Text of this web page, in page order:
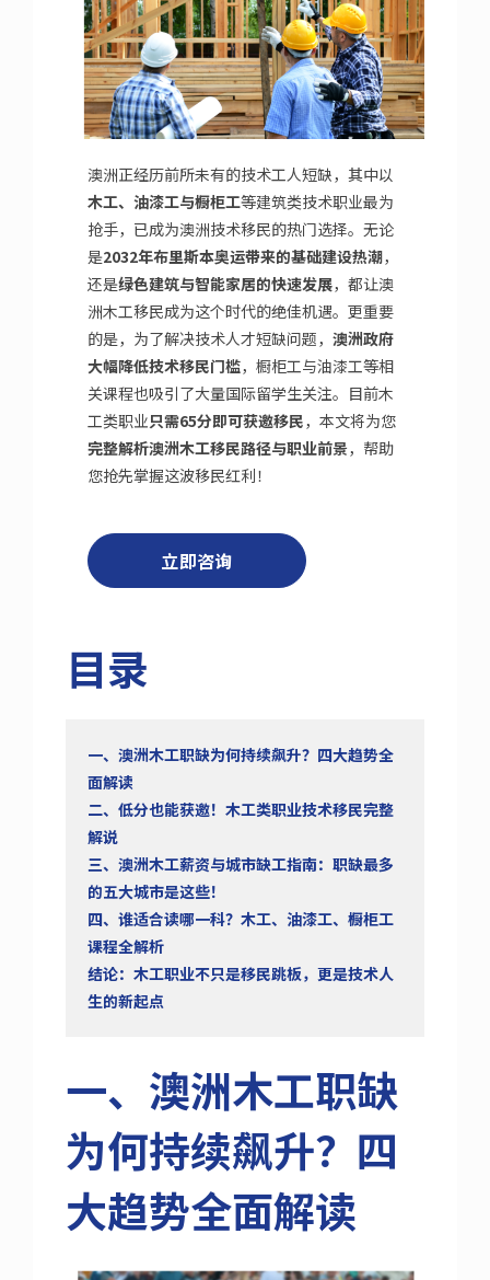
澳洲正经历前所未有的技术工人短缺，其中以
木工、油漆工与橱柜工等建筑类技术职业最为
抢手，已成为澳洲技术移民的热门选择。无论
是2032年布里斯本奥运带来的基础建设热潮，
还是绿色建筑与智能家居的快速发展，都让澳
洲木工移民成为这个时代的绝佳机遇。更重要
的是，为了解决技术人才短缺问题， 澳洲政府
大幅降低技术移民门槛，橱柜工与油漆工等相
关课程也吸引了大量国际留学生关注。目前木
工类职业只需65分即可获邀移民，本文将为您
完整解析澳洲木工移民路径与职业前景，帮助
您抢先掌握这波移民红利！
立即咨询
目录
一、澳洲木工职缺为何持续飙升？四大趋势全
面解读
二、低分也能获邀！木工类职业技术移民完整
解说
三、澳洲木工薪资与城市缺工指南：职缺最多
的五大城市是这些！
四、谁适合读哪一科？木工、油漆工、橱柜工
课程全解析
结论：木工职业不只是移民跳板，更是技术人
生的新起点
一、澳洲木工职缺
为何持续飙升？四
大趋势全面解读
移民澳洲
联系我们